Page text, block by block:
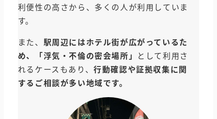
利便性の高さから、多くの人が利用していま
す。
また、 駅周辺にはホテル街が広がっているた
め、「浮気・不倫の密会場所」 として利用さ
れるケースもあり、行動確認や証拠収集に関
するご相談が多い地域です。